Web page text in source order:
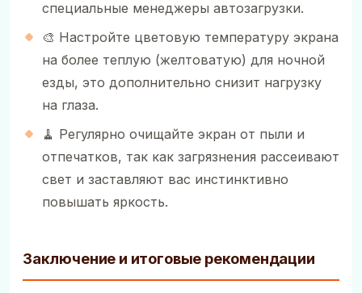
специальные менеджеры автозагрузки.
🎨 Настройте цветовую температуру экрана
на более теплую (желтоватую) для ночной
езды, это дополнительно снизит нагрузку
на глаза.
🧹 Регулярно очищайте экран от пыли и
отпечатков, так как загрязнения рассеивают
свет и заставляют вас инстинктивно
повышать яркость.
Заключение и итоговые рекомендации